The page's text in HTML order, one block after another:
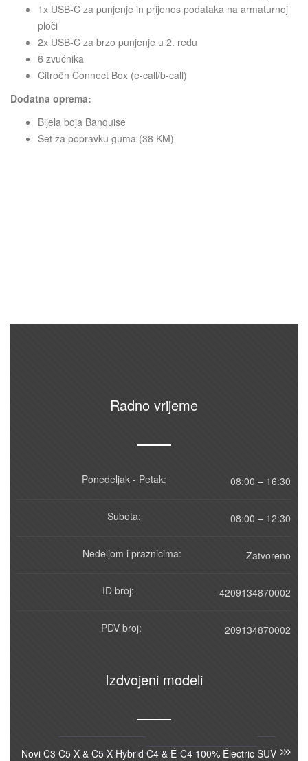
1x USB-C za punjenje in prijenos podataka na armaturnoj
ploči
2x USB-C za brzo punjenje u 2. redu
6 zvučnika
Citroën Connect Box (e-call/b-call)
Dodatna oprema:
Bijela boja Banquise
Set za popravku guma (38 KM)
Radno vrijeme
Ponedeljak - Petak: 08:00 – 16:30
Subota: 08:00 – 12:30
Nedeljom i praznicima: Zatvoreno
ID broj: 4209134870002
PDV broj: 209134870002
Izdvojeni modeli
Novi C3 C5 X & C5 X HybridC4 & Ë-C4 100% Ëlectric SUV